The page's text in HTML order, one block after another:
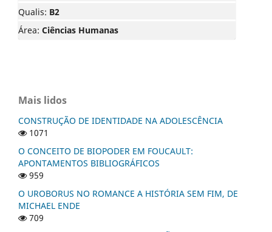
Qualis: B2
Área: Ciências Humanas
Mais lidos
CONSTRUÇÃO DE IDENTIDADE NA ADOLESCÊNCIA
1071
O CONCEITO DE BIOPODER EM FOUCAULT:
APONTAMENTOS BIBLIOGRÁFICOS
959
O UROBORUS NO ROMANCE A HISTÓRIA SEM FIM, DE
MICHAEL ENDE
709